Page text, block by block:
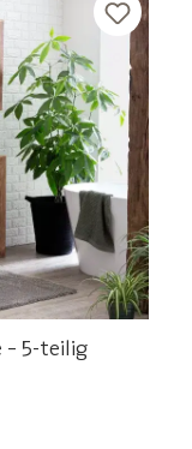
– 5-teilig